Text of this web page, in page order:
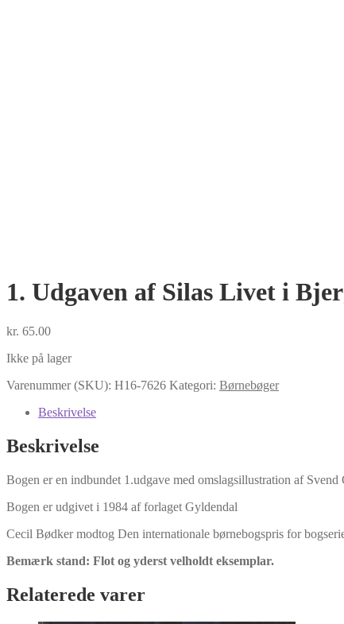
1. Udgaven af Silas Livet i
kr. 65.00
Ikke på lager
Varenummer (SKU): H16-7626 Kategori: Børnebøger
Beskrivelse
Beskrivelse
Bogen er en indbundet 1.udgave med omslagsillustration af Svend
Bogen er udgivet i 1984 af forlaget Gyldendal
Cecil Bødker modtog Den internationale børnebogspris for
Bemærk stand: Flot og yderst velholdt eksemplar.
Relaterede varer